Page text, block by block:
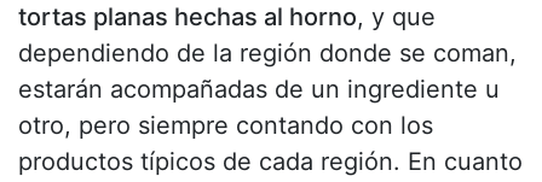
tortas planas hechas al horno, y que
dependiendo de la región donde se coman,
estarán acompañadas de un ingrediente u
otro, pero siempre contando con los
productos típicos de cada región. En cuanto